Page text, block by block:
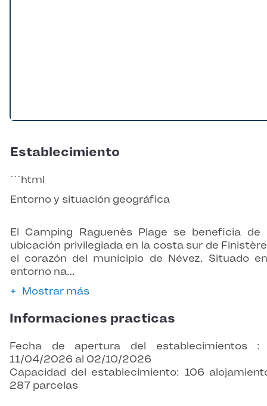
Establecimiento
```html
Entorno y situación geográfica
El Camping Raguenès Plage se beneficia de
ubicación privilegiada en la costa sur de
el corazón del municipio de Névez. Situado
entorno na…
Mostrar más
Informaciones practicas
Fecha de apertura del establecimientos :
11/04/2026 al 02/10/2026
Capacidad del establecimiento: 106
287 parcelas